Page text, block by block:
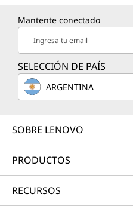
Mantente conectado
Ingresa tu email
SELECCIÓN DE PAÍS
ARGENTINA
SOBRE LENOVO
PRODUCTOS
RECURSOS